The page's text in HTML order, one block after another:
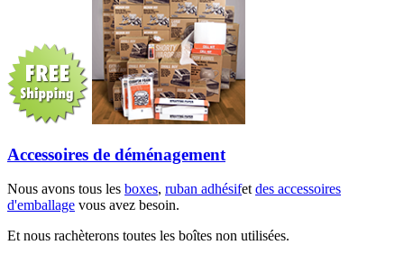
Accessoires de déménagement
Nous avons tous les boxes, ruban adhésifetdes accessoires
d'emballage vous avez besoin.
Et nous rachèterons toutes les boîtes non utilisées.